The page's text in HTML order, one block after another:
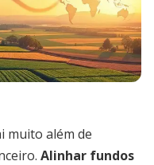
muito além de
Alinhar fundos